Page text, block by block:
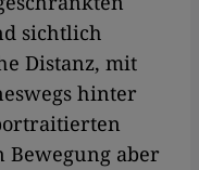
sichtlich
Distanz, mit
hinter
aber